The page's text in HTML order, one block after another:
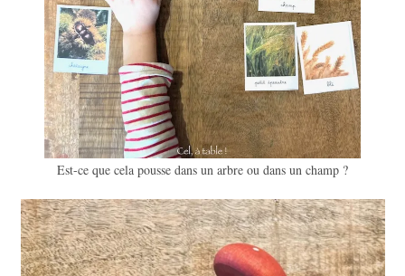
Est-ce que cela pousse dans un arbre ou dans un champ ?